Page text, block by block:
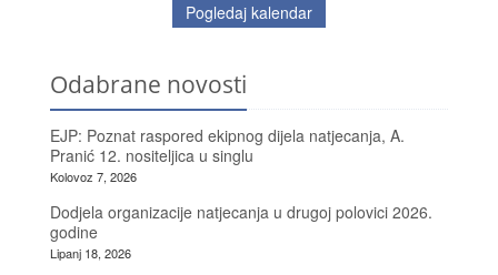
Pogledaj kalendar
Odabrane novosti
EJP: Poznat raspored ekipnog dijela natjecanja, A.
Pranić 12. nositeljica u singlu
Kolovoz 7, 2026
Dodjela organizacije natjecanja u drugoj polovici 2026.
godine
Lipanj 18, 2026